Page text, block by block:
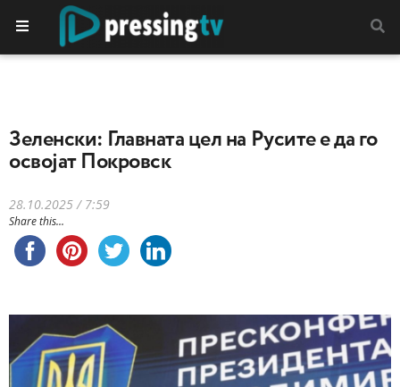
Зеленски: Главната цел на Русите е да го
освојат Покровск
28.10.2025 / 7:59
Share this...